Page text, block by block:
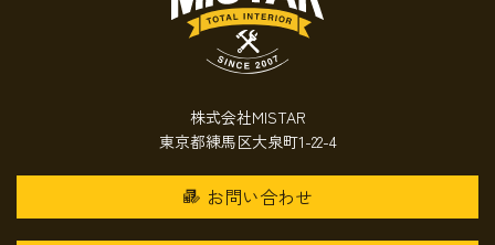
株式会社MISTAR
東京都練馬区大泉町1-22-4
お問い合わせ